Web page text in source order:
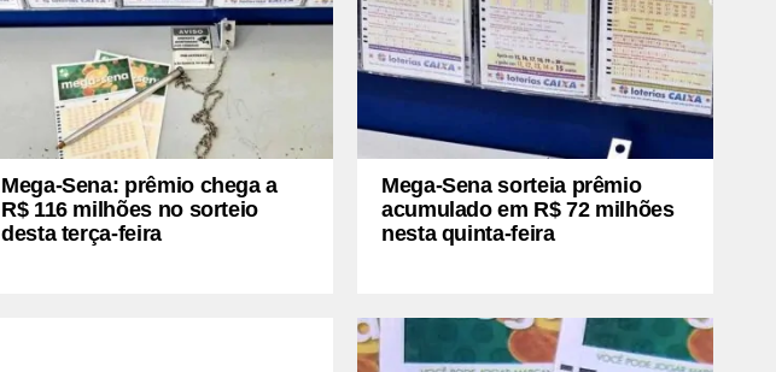
Mega-Sena: prêmio chega a
R$ 116 milhões no sorteio
desta terça-feira
Mega-Sena sorteia prêmio
acumulado em R$ 72 milhões
nesta quinta-feira